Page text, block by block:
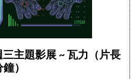
三主題影展 ~ 瓦力（片長
）